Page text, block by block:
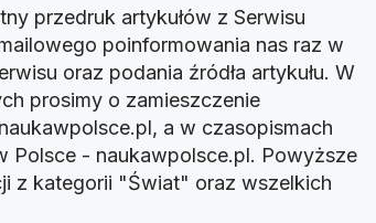
przedruk artykułów z Serwisu
poinformowania nas raz w
oraz podania źródła artykułu. W
prosimy o zamieszczenie
a w czasopismach
Polsce - naukawpolsce.pl. Powyższe
z kategorii "Świat" oraz wszelkich